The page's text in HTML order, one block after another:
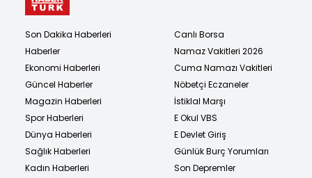
Son Dakika Haberleri
Haberler
Ekonomi Haberleri
Güncel Haberler
Magazin Haberleri
Spor Haberleri
Dünya Haberleri
Sağlık Haberleri
Kadın Haberleri
Canlı Borsa
Namaz Vakitleri 2026
Cuma Namazı Vakitleri
Nöbetçi Eczaneler
İstiklal Marşı
E Okul VBS
E Devlet Giriş
Günlük Burç Yorumları
Son Depremler